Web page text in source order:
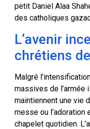
petit Daniel Alaa
des catholiques
L’avenir
chrétiens
Malgré
massives de l’armée
maintiennent une vie
messe ou l’adoration
chapelet quotidien.